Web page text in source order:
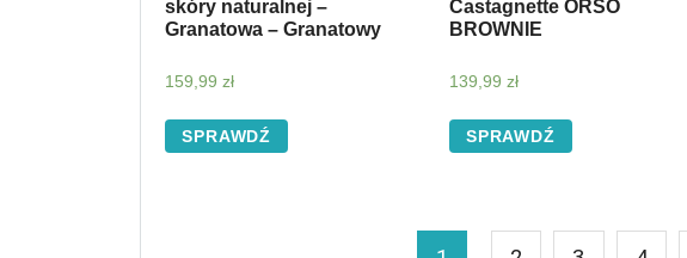
skóry naturalnej –
Granatowa – Granatowy
159,99 zł
SPRAWDŹ
Castagnette ORSO
BROWNIE
139,99 zł
SPRAWDŹ